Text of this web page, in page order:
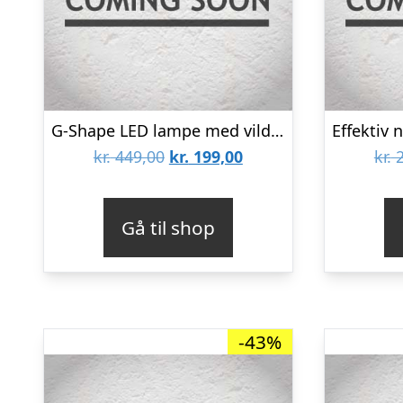
G-Shape LED lampe med vilde funktioner – hvid – BT2301
kr.449,00 Den
var:
kr. 449,00.
kr. 199,00Den
kr. 199,00.
Gå til shop
kr.
-43%